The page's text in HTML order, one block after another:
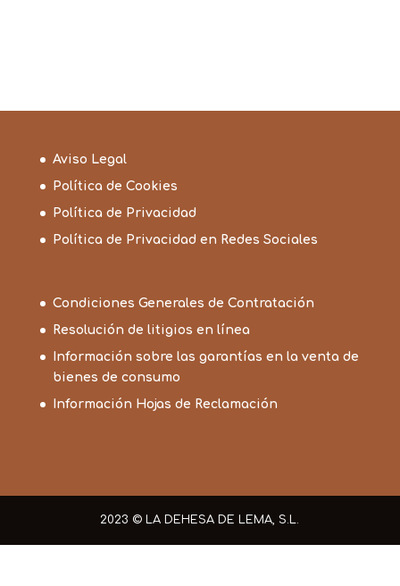
Aviso Legal
Política de Cookies
Política de Privacidad
Política de Privacidad en Redes Sociales
Condiciones Generales de Contratación
Resolución de litigios en línea
Información sobre las garantías en la venta de
bienes de consumo
Información Hojas de Reclamación
2023 © LA DEHESA DE LEMA, S.L.